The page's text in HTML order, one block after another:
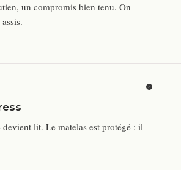
un compromis bien tenu. On
devient lit. Le matelas est protégé : il